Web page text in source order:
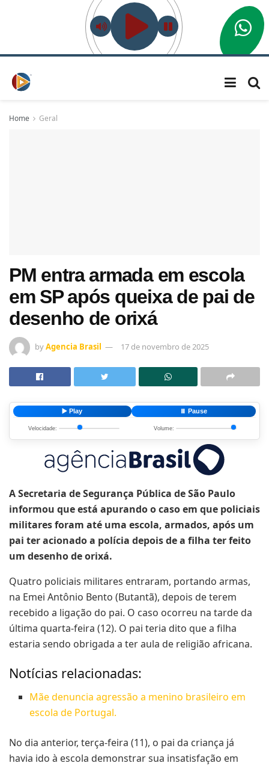
Home Geral
PM entra armada em escola
em SP após queixa de pai de
desenho de orixá
byAgencia Brasil 17 de novembro de 2025
▶️ Play ⏸️ Pause
Velocidade: Volume:
A Secretaria de Segurança Pública de São Paulo
informou que está apurando o caso em que policiais
militares foram até uma escola, armados, após um
pai ter acionado a polícia depois de a filha ter feito
um desenho de orixá.
Quatro policiais militares entraram, portando armas,
na Emei Antônio Bento (Butantã), depois de terem
recebido a ligação do pai. O caso ocorreu na tarde da
última quarta-feira (12). O pai teria dito que a filha
estaria sendo obrigada a ter aula de religião africana.
Notícias relacionadas:
Mãe denuncia agressão a menino brasileiro em
escola de Portugal.
No dia anterior, terça-feira (11), o pai da criança já
havia ido à escola demonstrar sua insatisfação em